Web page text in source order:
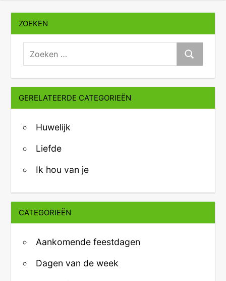
ZOEKEN
zoeken:
Zoeken
GERELATEERDE CATEGORIEËN
Huwelijk
Liefde
Ik hou van je
CATEGORIEËN
Aankomende feestdagen
Dagen van de week